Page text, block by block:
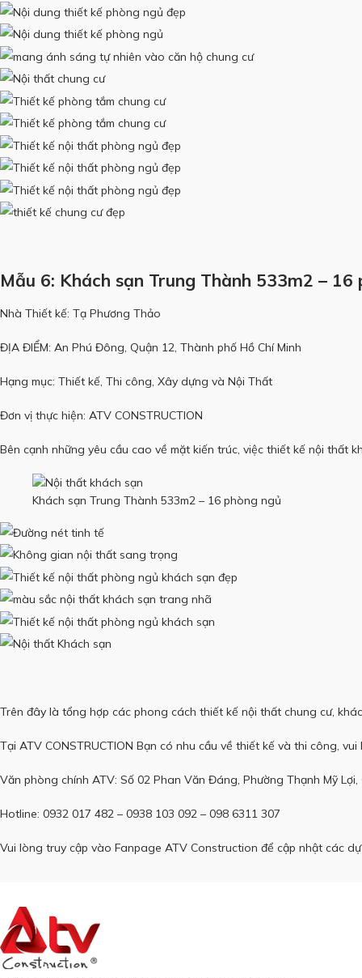
Mẫu 6: Khách sạn Trung Thành 533m2 – 16
Nhà Thiết kế: Tạ Phương Thảo
ĐỊA ĐIỂM: An Phú Đông, Quận 12, Thành phố Hồ Chí Minh
Hạng mục: Thiết kế, Thi công, Xây dựng và Nội Thất
Đơn vị thực hiện: ATV CONSTRUCTION
Bên cạnh những yêu cầu cao về mặt kiến trúc, việc thiết kế nội thất
Khách sạn Trung Thành 533m2 – 16 phòng ngủ
Trên đây là tổng hợp các phong cách thiết kế nội thất chung cư,
Tại ATV CONSTRUCTION Bạn có nhu cầu về thiết kế và thi công,
Văn phòng chính ATV: Số 02 Phan Văn Đáng, Phường Thạnh Mỹ Lợi,
Hotline: 0932 017 482 – 0938 103 092 – 098 6311 307
Vui lòng truy cập vào Fanpage ATV Construction để cập nhật các